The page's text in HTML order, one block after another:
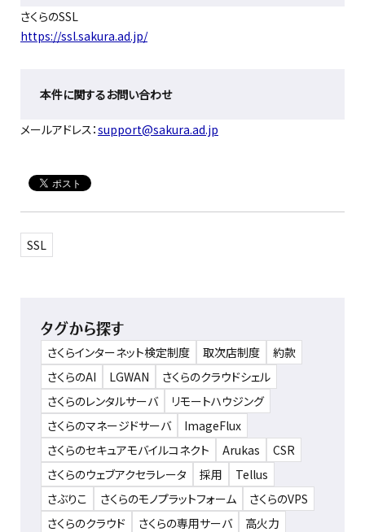
さくらのSSL
https://ssl.sakura.ad.jp/
本件に関するお問い合わせ
メールアドレス：support@sakura.ad.jp
SSL
タグから探す
さくらインターネット検定制度 取次店制度
約款
さくらのAI
LGWAN
さくらのクラウドシェル
さくらのレンタルサーバ
リモートハウジング
さくらのマネージドサーバ
ImageFlux
さくらのセキュアモバイルコネクト
Arukas
CSR
さくらのウェブアクセラレータ
採用
Tellus
さぶりこ
さくらのモノプラットフォーム
さくらのVPS
さくらのクラウド
さくらの専用サーバ
高火力